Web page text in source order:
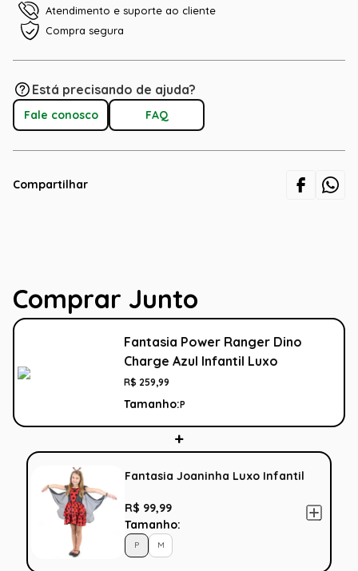
Atendimento e suporte ao cliente
Compra segura
Está precisando de ajuda?
Fale conosco FAQ
Compartilhar
Comprar Junto
Fantasia Power Ranger Dino
Charge Azul Infantil Luxo
R$ 259,99
Tamanho:P
Fantasia Joaninha Luxo Infantil
R$ 99,99
Tamanho:
P M